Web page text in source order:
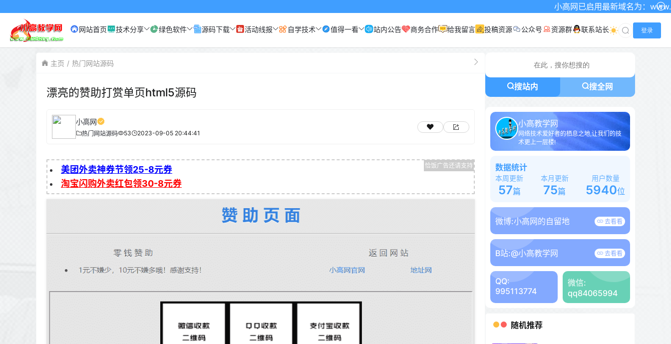
小高网已启用最新域名为：www.xgw4.com
网站首页 技术分享 绿色软件 源码下载 活动线报 自学技术 值得一看 站内公告 商务合作 给我留言 投稿资源 公众号 资源群 联系站长 登录
主页 热门网站源码
漂亮的赞助打赏单页html5源码
小高网
热门网站源码 53 2023-09-05 20:44:41
美团外卖神券节领25-8元券
淘宝闪购外卖红包领30-8元券
搜站内 搜全网
小高教学网
网络技术爱好者的栖息之地,让我们的技
术更上一层楼!
数据统计
本周更新
57篇
本月更新
75篇
用户数量
5940位
微博:小高网的自留地 去看看
B站:@小高教学网 去看看
QQ:
995113774
微信:
qq84065994
随机推荐